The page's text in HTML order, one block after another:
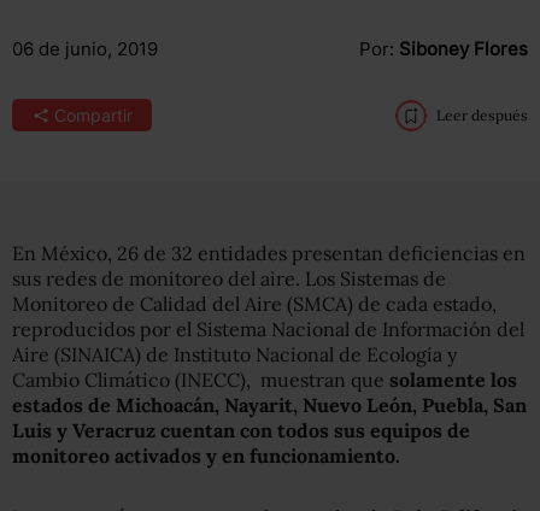
06 de junio, 2019 Por: Siboney Flores
Compartir Leer después
En México, 26 de 32 entidades presentan deficiencias en
sus redes de monitoreo del aire. Los Sistemas de
Monitoreo de Calidad del Aire (SMCA) de cada estado,
reproducidos por el Sistema Nacional de Información del
Aire (SINAICA) de Instituto Nacional de Ecología y
Cambio Climático (INECC), muestran que solamente los
estados de Michoacán, Nayarit, Nuevo León, Puebla, San
Luis y Veracruz cuentan con todos sus equipos de
monitoreo activados y en funcionamiento.